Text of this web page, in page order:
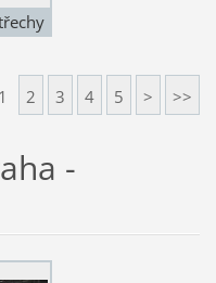
1 2 3 4 5 > >>
-